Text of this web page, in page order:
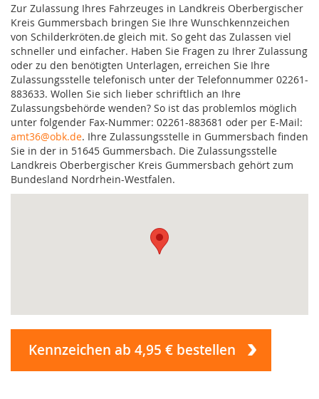
Zur Zulassung Ihres Fahrzeuges in Landkreis Oberbergischer
Kreis Gummersbach bringen Sie Ihre Wunschkennzeichen
von Schilderkröten.de gleich mit. So geht das Zulassen viel
schneller und einfacher. Haben Sie Fragen zu Ihrer Zulassung
oder zu den benötigten Unterlagen, erreichen Sie Ihre
Zulassungsstelle telefonisch unter der Telefonnummer 02261-
883633. Wollen Sie sich lieber schriftlich an Ihre
Zulassungsbehörde wenden? So ist das problemlos möglich
unter folgender Fax-Nummer: 02261-883681 oder per E-Mail:
amt36@obk.de. Ihre Zulassungsstelle in Gummersbach finden
Sie in der in 51645 Gummersbach. Die Zulassungsstelle
Landkreis Oberbergischer Kreis Gummersbach gehört zum
Bundesland Nordrhein-Westfalen.
Kennzeichen ab 4,95 € bestellen